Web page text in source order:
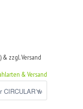
& zzgl. Versand
& Versand